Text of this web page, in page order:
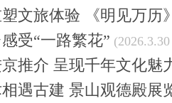
18:06)
文旅体验 《明见万历
受“一路繁花”
推介 呈现千年文化魅
遇古建 景山观德殿展